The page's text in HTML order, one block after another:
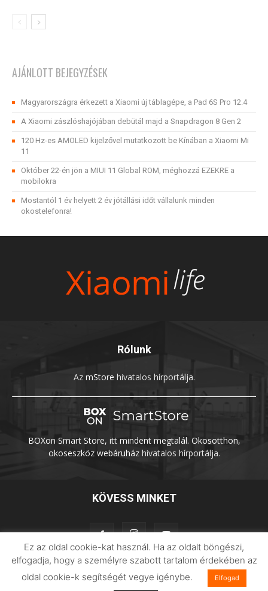
AJÁNLOTT BEJEGYZÉSEK
Magyarországra érkezett a Xiaomi új táblagépe, a Pad 6S Pro 12.4
A Xiaomi zászlóshajójában debütál majd a Snapdragon 8 Gen 2
120 Hz-es AMOLED kijelzővel mutatkozott be Kínában a Xiaomi Mi
11
Október 22-én jön a MIUI 11 Global ROM, méghozzá EZEKRE a
mobilokra
Mostantól 1 év helyett 2 év jótállási időt vállalunk minden
okostelefonra!
Rólunk
Az mStore hivatalos hírportálja.
BOXon Smart Store, itt mindent megtalál. Okosotthon,
okoseszköz webáruházhivatalos hírportálja.
KÖVESS MINKET
Adatvédelem Impresszum Imilab
Ez az oldal cookie-kat használ. Ha az oldalt böngészi,
elfogadja, hogy a személyre szabott tartalom érdekében az
oldal cookie-k segítségét vegye igénybe.
Elfogad